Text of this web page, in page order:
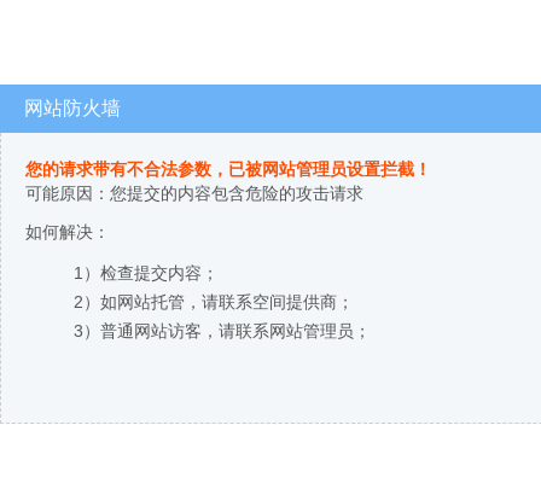
网站防火墙
您的请求带有不合法参数，已被网站管理员设置拦截！
可能原因：您提交的内容包含危险的攻击请求
如何解决：
1）检查提交内容；
2）如网站托管，请联系空间提供商；
3）普通网站访客，请联系网站管理员；